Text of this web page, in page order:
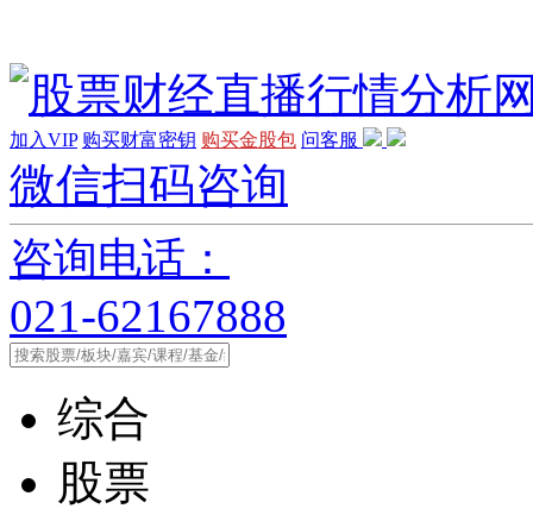
加入VIP 购买财富密钥 购买金股包 问客服
微信扫码咨询
咨询电话：
021-62167888
综合
股票